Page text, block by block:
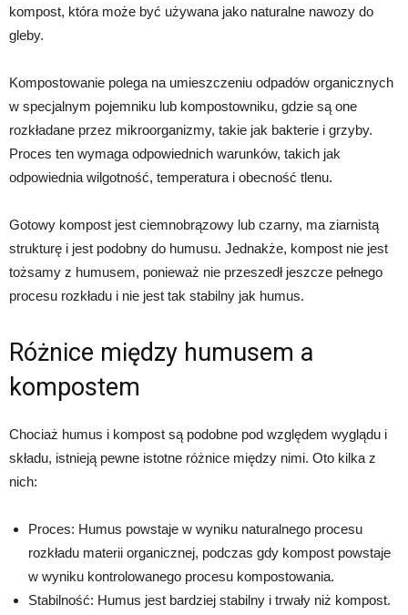
kompost, która może być używana jako naturalne nawozy do
gleby.
Kompostowanie polega na umieszczeniu odpadów organicznych
w specjalnym pojemniku lub kompostowniku, gdzie są one
rozkładane przez mikroorganizmy, takie jak bakterie i grzyby.
Proces ten wymaga odpowiednich warunków, takich jak
odpowiednia wilgotność, temperatura i obecność tlenu.
Gotowy kompost jest ciemnobrązowy lub czarny, ma ziarnistą
strukturę i jest podobny do humusu. Jednakże, kompost nie jest
tożsamy z humusem, ponieważ nie przeszedł jeszcze pełnego
procesu rozkładu i nie jest tak stabilny jak humus.
Różnice między humusem a
kompostem
Chociaż humus i kompost są podobne pod względem wyglądu i
składu, istnieją pewne istotne różnice między nimi. Oto kilka z
nich:
Proces: Humus powstaje w wyniku naturalnego procesu
rozkładu materii organicznej, podczas gdy kompost powstaje
w wyniku kontrolowanego procesu kompostowania.
Stabilność: Humus jest bardziej stabilny i trwały niż kompost.